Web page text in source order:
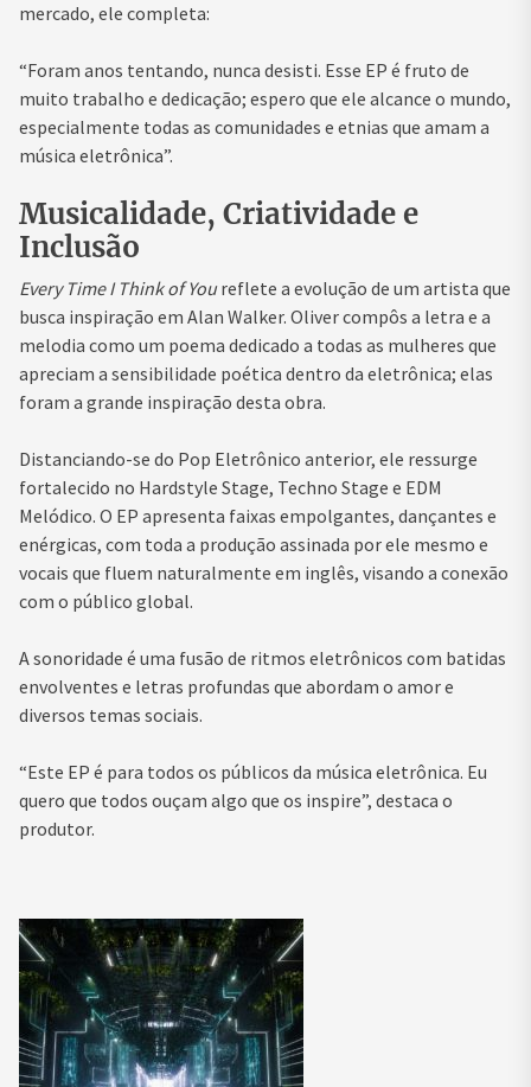
mercado, ele completa:
“Foram anos tentando, nunca desisti. Esse EP é fruto de
muito trabalho e dedicação; espero que ele alcance o mundo,
especialmente todas as comunidades e etnias que amam a
música eletrônica”.
Musicalidade, Criatividade e
Inclusão
Every Time I Think of Youreflete a evolução de um artista que
busca inspiração em Alan Walker. Oliver compôs a letra e a
melodia como um poema dedicado a todas as mulheres que
apreciam a sensibilidade poética dentro da eletrônica; elas
foram a grande inspiração desta obra.
Distanciando-se do Pop Eletrônico anterior, ele ressurge
fortalecido no Hardstyle Stage, Techno Stage e EDM
Melódico. O EP apresenta faixas empolgantes, dançantes e
enérgicas, com toda a produção assinada por ele mesmo e
vocais que fluem naturalmente em inglês, visando a conexão
com o público global.
A sonoridade é uma fusão de ritmos eletrônicos com batidas
envolventes e letras profundas que abordam o amor e
diversos temas sociais.
“Este EP é para todos os públicos da música eletrônica. Eu
quero que todos ouçam algo que os inspire”, destaca o
produtor.